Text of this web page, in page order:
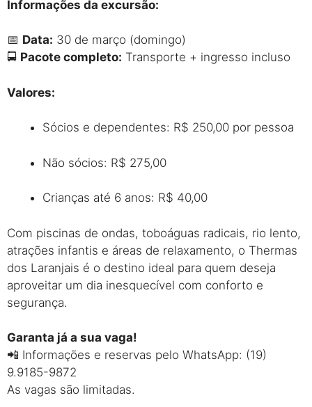
Informações da excursão:
📅 Data: 30 de março (domingo)
🚍 Pacote completo: Transporte + ingresso incluso
Valores:
Sócios e dependentes: R$ 250,00 por pessoa
Não sócios: R$ 275,00
Crianças até 6 anos: R$ 40,00
Com piscinas de ondas, toboáguas radicais, rio lento,
atrações infantis e áreas de relaxamento, o Thermas
dos Laranjais é o destino ideal para quem deseja
aproveitar um dia inesquecível com conforto e
segurança.
Garanta já a sua vaga!
📲 Informações e reservas pelo WhatsApp: (19)
9.9185-9872
As vagas são limitadas.